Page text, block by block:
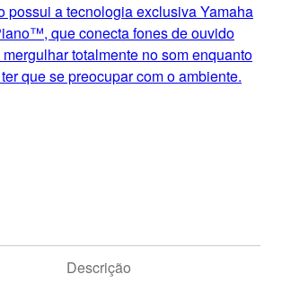
possui a tecnologia exclusiva Yamaha
que conecta fones de ouvido
totalmente no som enquanto
que se preocupar com o ambiente.
Descrição